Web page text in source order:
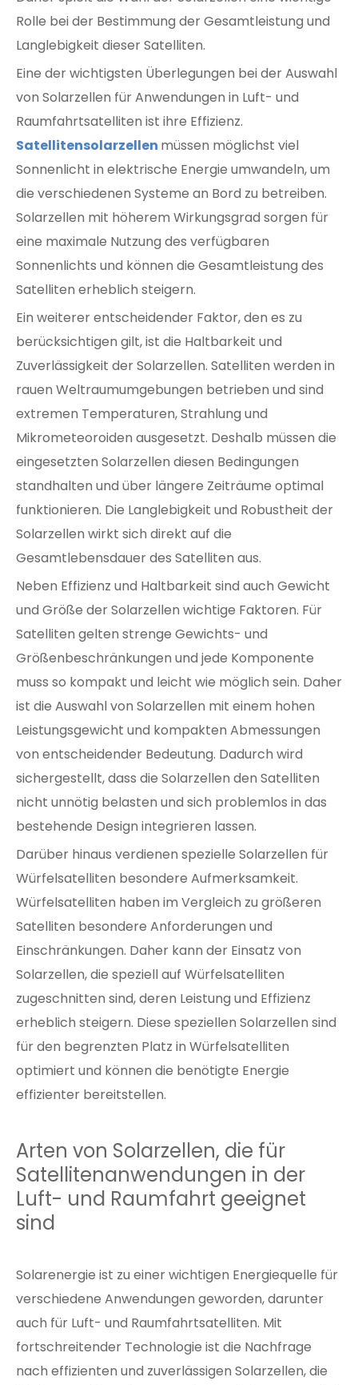
Rolle bei der Bestimmung der Gesamtleistung und
Langlebigkeit dieser Satelliten.
Eine der wichtigsten Überlegungen bei der Auswahl
von Solarzellen für Anwendungen in Luft- und
Raumfahrtsatelliten ist ihre Effizienz.
Satellitensolarzellen müssen möglichst viel
Sonnenlicht in elektrische Energie umwandeln, um
die verschiedenen Systeme an Bord zu betreiben.
Solarzellen mit höherem Wirkungsgrad sorgen für
eine maximale Nutzung des verfügbaren
Sonnenlichts und können die Gesamtleistung des
Satelliten erheblich steigern.
Ein weiterer entscheidender Faktor, den es zu
berücksichtigen gilt, ist die Haltbarkeit und
Zuverlässigkeit der Solarzellen. Satelliten werden in
rauen Weltraumumgebungen betrieben und sind
extremen Temperaturen, Strahlung und
Mikrometeoroiden ausgesetzt. Deshalb müssen die
eingesetzten Solarzellen diesen Bedingungen
standhalten und über längere Zeiträume optimal
funktionieren. Die Langlebigkeit und Robustheit der
Solarzellen wirkt sich direkt auf die
Gesamtlebensdauer des Satelliten aus.
Neben Effizienz und Haltbarkeit sind auch Gewicht
und Größe der Solarzellen wichtige Faktoren. Für
Satelliten gelten strenge Gewichts- und
Größenbeschränkungen und jede Komponente
muss so kompakt und leicht wie möglich sein. Daher
ist die Auswahl von Solarzellen mit einem hohen
Leistungsgewicht und kompakten Abmessungen
von entscheidender Bedeutung. Dadurch wird
sichergestellt, dass die Solarzellen den Satelliten
nicht unnötig belasten und sich problemlos in das
bestehende Design integrieren lassen.
Darüber hinaus verdienen spezielle Solarzellen für
Würfelsatelliten besondere Aufmerksamkeit.
Würfelsatelliten haben im Vergleich zu größeren
Satelliten besondere Anforderungen und
Einschränkungen. Daher kann der Einsatz von
Solarzellen, die speziell auf Würfelsatelliten
zugeschnitten sind, deren Leistung und Effizienz
erheblich steigern. Diese speziellen Solarzellen sind
für den begrenzten Platz in Würfelsatelliten
optimiert und können die benötigte Energie
effizienter bereitstellen.
Arten von Solarzellen, die für
Satellitenanwendungen in der
Luft- und Raumfahrt geeignet
sind
Solarenergie ist zu einer wichtigen Energiequelle für
verschiedene Anwendungen geworden, darunter
auch für Luft- und Raumfahrtsatelliten. Mit
fortschreitender Technologie ist die Nachfrage
nach effizienten und zuverlässigen Solarzellen, die